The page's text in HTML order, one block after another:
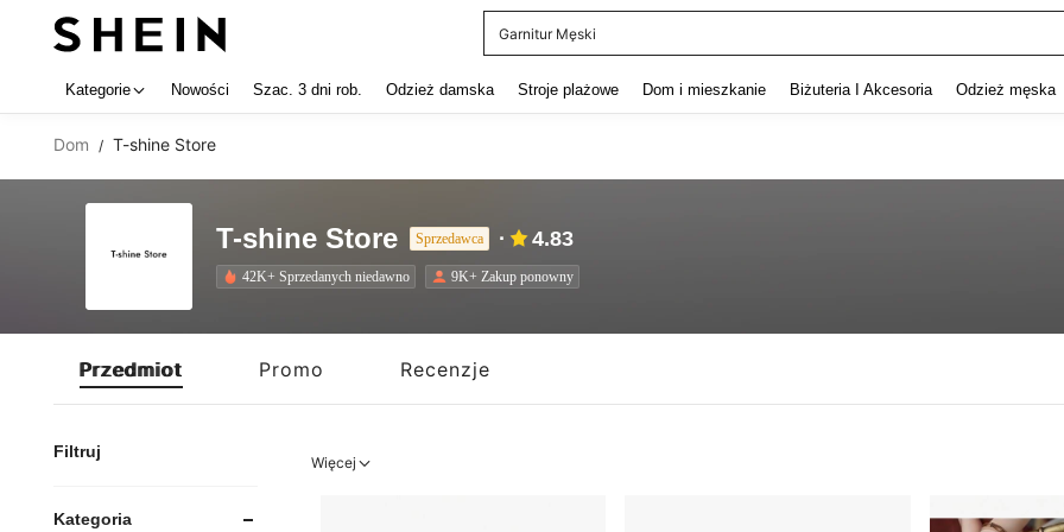
Garnitur Męski
Kategorie Nowości Szac. 3 dni rob. Odzież damska Stroje plażowe Dom i mieszkanie Biżuteria I Akcesoria Odzież męska
Dom / T-shine Store
T-shine Store Sprzedawca 4.83
42K+ Sprzedanych niedawno 9K+ Zakup ponowny
Przedmiot Promo Recenzje
Filtruj
Kategoria
Więcej